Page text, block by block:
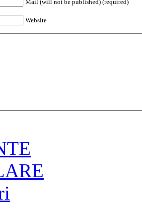
Mail (will not be published) (required)
Website